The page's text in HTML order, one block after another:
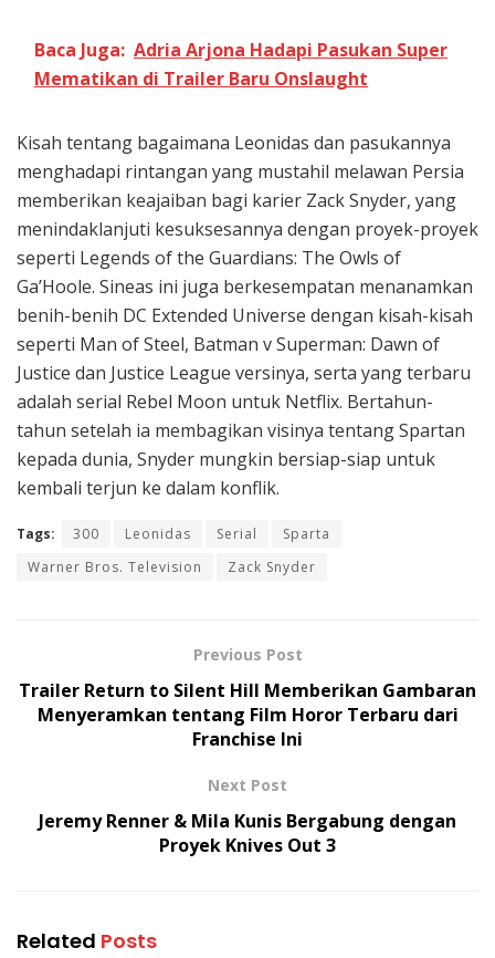
Baca Juga: Adria Arjona Hadapi Pasukan Super
Mematikan di Trailer Baru Onslaught
Kisah tentang bagaimana Leonidas dan pasukannya
menghadapi rintangan yang mustahil melawan Persia
memberikan keajaiban bagi karier Zack Snyder, yang
menindaklanjuti kesuksesannya dengan proyek-proyek
seperti Legends of the Guardians: The Owls of
Ga’Hoole. Sineas ini juga berkesempatan menanamkan
benih-benih DC Extended Universe dengan kisah-kisah
seperti Man of Steel, Batman v Superman: Dawn of
Justice dan Justice League versinya, serta yang terbaru
adalah serial Rebel Moon untuk Netflix. Bertahun-
tahun setelah ia membagikan visinya tentang Spartan
kepada dunia, Snyder mungkin bersiap-siap untuk
kembali terjun ke dalam konflik.
Tags: 300 Leonidas Serial
Sparta
Warner Bros. Television
Zack Snyder
Previous Post
Trailer Return to Silent Hill Memberikan Gambaran
Menyeramkan tentang Film Horor Terbaru dari
Franchise Ini
Next Post
Jeremy Renner & Mila Kunis Bergabung dengan
Proyek Knives Out 3
Related Posts